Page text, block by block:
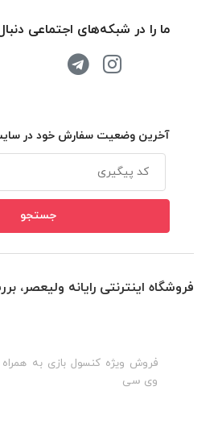
ما را در شبکه‌های اجتماعی
آخرین وضعیت سفارش خود در
فروشگاه اینترنتی رایانه ولیعصر،
فروش ویژه کنسول بازی به همراه
وی سی